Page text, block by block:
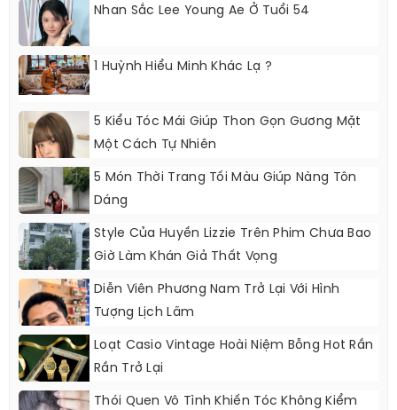
Nhan Sắc Lee Young Ae Ở Tuổi 54
1 Huỳnh Hiểu Minh Khác Lạ ?
5 Kiểu Tóc Mái Giúp Thon Gọn Gương Mặt
Một Cách Tự Nhiên
5 Món Thời Trang Tối Màu Giúp Nàng Tôn
Dáng
Style Của Huyền Lizzie Trên Phim Chưa Bao
Giờ Làm Khán Giả Thất Vọng
Diễn Viên Phương Nam Trở Lại Với Hình
Tượng Lịch Lãm
Loạt Casio Vintage Hoài Niệm Bỗng Hot Rần
Rần Trở Lại
Thói Quen Vô Tình Khiến Tóc Không Kiểm